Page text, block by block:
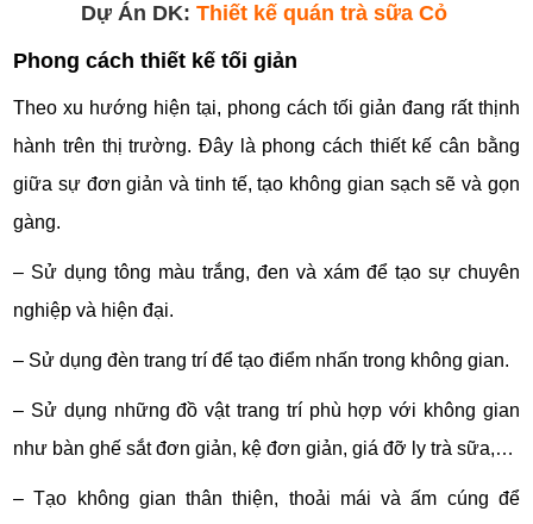
Dự Án DK: Thiết kế quán trà sữa Cỏ
Phong cách thiết kế tối giản
Theo xu hướng hiện tại, phong cách tối giản đang rất thịnh
hành trên thị trường. Đây là phong cách thiết kế cân bằng
giữa sự đơn giản và tinh tế, tạo không gian sạch sẽ và gọn
gàng.
– Sử dụng tông màu trắng, đen và xám để tạo sự chuyên
nghiệp và hiện đại.
– Sử dụng đèn trang trí để tạo điểm nhấn trong không gian.
– Sử dụng những đồ vật trang trí phù hợp với không gian
như bàn ghế sắt đơn giản, kệ đơn giản, giá đỡ ly trà sữa,…
– Tạo không gian thân thiện, thoải mái và ấm cúng để